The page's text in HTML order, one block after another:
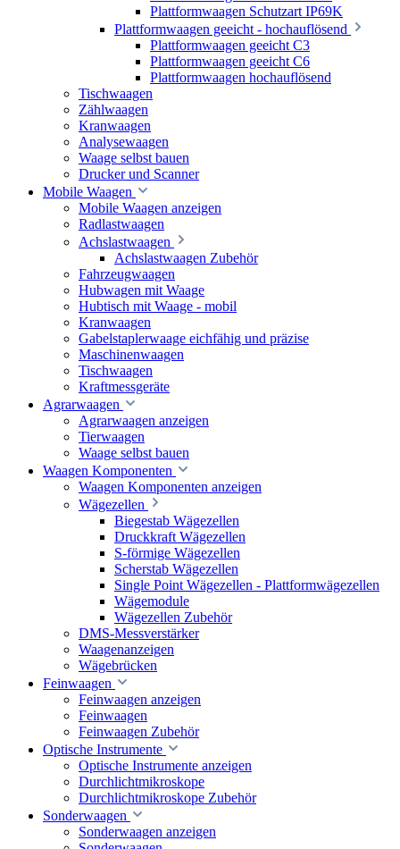
Plattformwaagen Schutzart IP69K
Plattformwaagen geeicht - hochauflösend
Plattformwaagen geeicht C3
Plattformwaagen geeicht C6
Plattformwaagen hochauflösend
Tischwaagen
Zählwaagen
Kranwaagen
Analysewaagen
Waage selbst bauen
Drucker und Scanner
Mobile Waagen
Mobile Waagen anzeigen
Radlastwaagen
Achslastwaagen
Achslastwaagen Zubehör
Fahrzeugwaagen
Hubwagen mit Waage
Hubtisch mit Waage - mobil
Kranwaagen
Gabelstaplerwaage eichfähig und präzise
Maschinenwaagen
Tischwaagen
Kraftmessgeräte
Agrarwaagen
Agrarwaagen anzeigen
Tierwaagen
Waage selbst bauen
Waagen Komponenten
Waagen Komponenten anzeigen
Wägezellen
Biegestab Wägezellen
Druckkraft Wägezellen
S-förmige Wägezellen
Scherstab Wägezellen
Single Point Wägezellen - Plattformwägezellen
Wägemodule
Wägezellen Zubehör
DMS-Messverstärker
Waagenanzeigen
Wägebrücken
Feinwaagen
Feinwaagen anzeigen
Feinwaagen
Feinwaagen Zubehör
Optische Instrumente
Optische Instrumente anzeigen
Durchlichtmikroskope
Durchlichtmikroskope Zubehör
Sonderwaagen
Sonderwaagen anzeigen